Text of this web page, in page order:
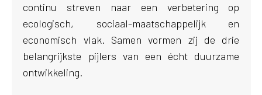
continu streven naar een verbetering op
ecologisch, sociaal-maatschappelijk en
economisch vlak. Samen vormen zij de drie
belangrijkste pijlers van een écht duurzame
ontwikkeling.